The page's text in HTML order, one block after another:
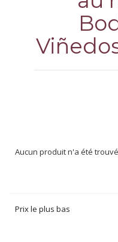
Aucun produit n'a été
Prix le plus bas